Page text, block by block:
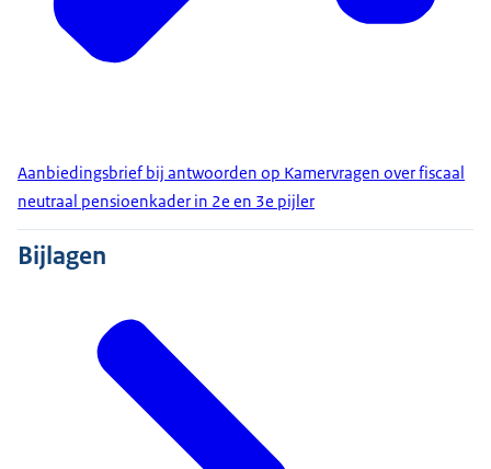
Aanbiedingsbrief bij antwoorden op Kamervragen over fiscaal
neutraal pensioenkader in 2e en 3e pijler
Bijlagen